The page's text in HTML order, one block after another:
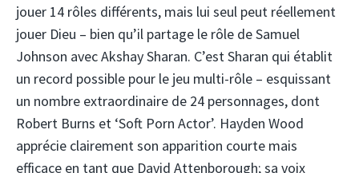
jouer 14 rôles différents, mais lui seul peut réellement
jouer Dieu – bien qu’il partage le rôle de Samuel
Johnson avec Akshay Sharan. C’est Sharan qui établit
un record possible pour le jeu multi-rôle – esquissant
un nombre extraordinaire de 24 personnages, dont
Robert Burns et ‘Soft Porn Actor’. Hayden Wood
apprécie clairement son apparition courte mais
efficace en tant que David Attenborough; sa voix